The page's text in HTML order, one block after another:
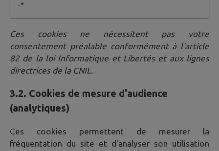
-*
Ces cookies ne nécessitent pas votre
consentement préalable conformément à l'article
82 de la loi Informatique et Libertés et aux lignes
directrices de la CNIL.
3.2. Cookies de mesure d'audience
(analytiques)
Ces cookies permettent de mesurer la
fréquentation du site et d'analyser son utilisation